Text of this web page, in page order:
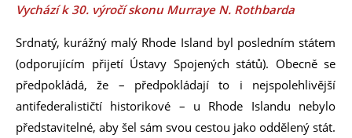
Vychází k 30. výročí skonu Murraye N. Rothbarda
Srdnatý, kurážný malý Rhode Island byl posledním státem
(odporujícím přijetí Ústavy Spojených států). Obecně se
předpokládá, že – předpokládají to i nejspolehlivější
antifederalističtí historikové – u Rhode Islandu nebylo
představitelné, aby šel sám svou cestou jako oddělený stát.